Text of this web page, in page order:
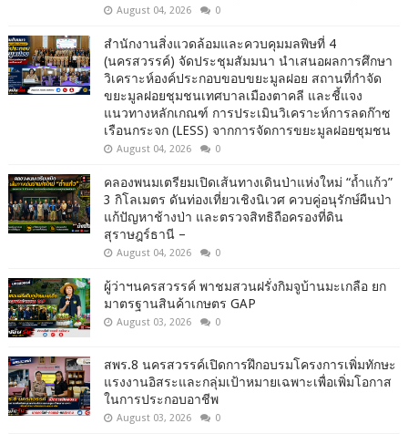
August 04, 2026 0
สำนักงานสิ่งแวดล้อมและควบคุมมลพิษที่ 4
(นครสวรรค์) จัดประชุมสัมมนา นำเสนอผลการศึกษา
วิเคราะห์องค์ประกอบขอบขยะมูลฝอย สถานที่กำจัด
ขยะมูลฝอยชุมชนเทศบาลเมืองตาคลี และชี้แจง
แนวทางหลักเกณฑ์ การประเมินวิเคราะห์การลดก๊าซ
เรือนกระจก (LESS) จากการจัดการขยะมูลฝอยชุมชน
August 04, 2026 0
คลองพนมเตรียมเปิดเส้นทางเดินป่าแห่งใหม่ “ถ้ำแก้ว”
3 กิโลเมตร ดันท่องเที่ยวเชิงนิเวศ ควบคู่อนุรักษ์ผืนป่า
แก้ปัญหาช้างป่า และตรวจสิทธิถือครองที่ดิน
สุราษฎร์ธานี –
August 04, 2026 0
ผู้ว่าฯนครสวรรค์ พาชมสวนฝรั่งกิมจูบ้านมะเกลือ ยก
มาตรฐานสินค้าเกษตร GAP
August 03, 2026 0
สพร.8 นครสวรรค์เปิดการฝึกอบรมโครงการเพิ่มทักษะ
แรงงานอิสระและกลุ่มเป้าหมายเฉพาะเพื่อเพิ่มโอกาส
ในการประกอบอาชีพ
August 03, 2026 0